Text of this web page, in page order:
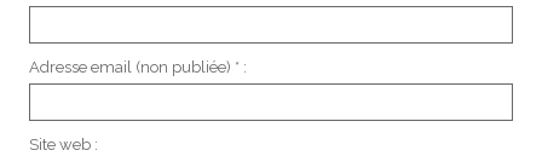
Adresse email (non publiée) * :
Site web :